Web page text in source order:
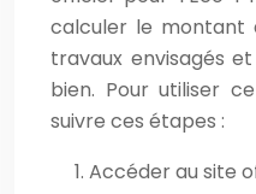
calculer le montant
travaux envisagés
bien. Pour utiliser
suivre ces étapes :
Accéder au site